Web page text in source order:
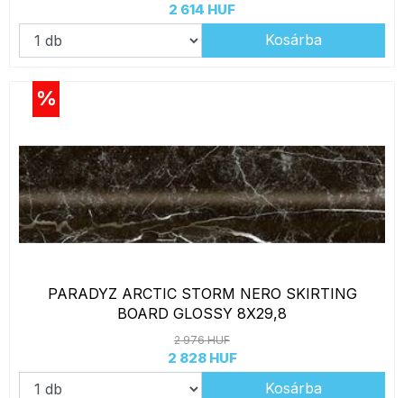
2 614 HUF
Kosárba
%
PARADYZ ARCTIC STORM NERO SKIRTING
BOARD GLOSSY 8X29,8
2 976 HUF
2 828 HUF
Kosárba